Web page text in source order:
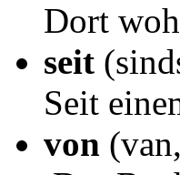
Dort
seit
Seit
von